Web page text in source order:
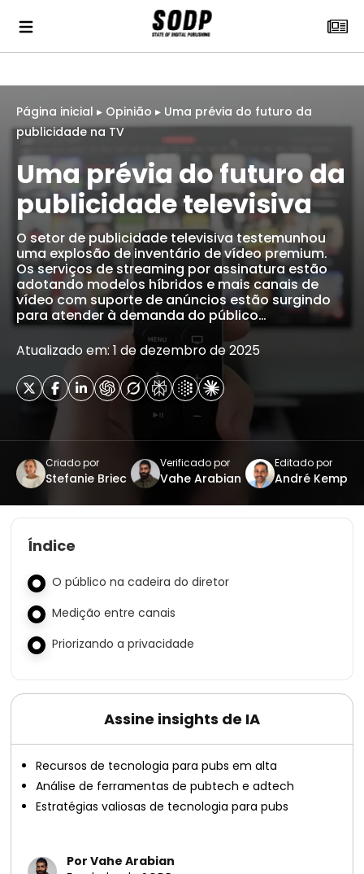
Página inicial ▸ Opinião ▸ Uma prévia do futuro da
publicidade na TV
Uma prévia do futuro da
publicidade televisiva
O setor de publicidade televisiva testemunhou
uma explosão de inventário de vídeo premium.
Os serviços de streaming por assinatura estão
adotando modelos híbridos e mais canais de
vídeo com suporte de anúncios estão surgindo
para atender à demanda do público…
Atualizado em: 1 de dezembro de 2025
Criado por
Stefanie Briec
Verificado por
Vahe Arabian
Editado por
André Kemp
Índice
O público na cadeira do diretor
Medição entre canais
Priorizando a privacidade
Assine insights de IA
Recursos de tecnologia para pubs em alta
Análise de ferramentas de pubtech e adtech
Estratégias valiosas de tecnologia para pubs
Por Vahe Arabian